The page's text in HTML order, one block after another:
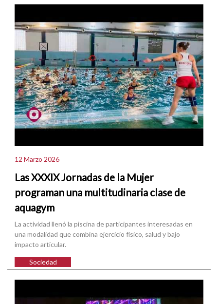
12 Marzo 2026
Las XXXIX Jornadas de la Mujer
programan una multitudinaria clase de
aquagym
La actividad llenó la piscina de participantes interesadas en
una modalidad que combina ejercicio físico, salud y bajo
impacto articular.
Sociedad